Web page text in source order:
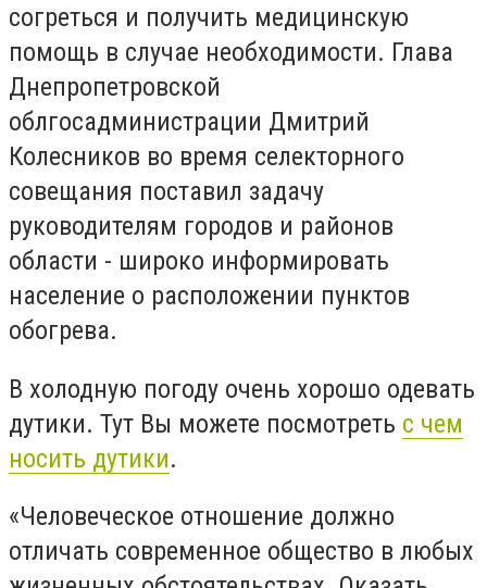
согреться и получить медицинскую
помощь в случае необходимости. Глава
Днепропетровской
облгосадминистрации Дмитрий
Колесников во время селекторного
совещания поставил задачу
руководителям городов и районов
области - широко информировать
население о расположении пунктов
обогрева.
В холодную погоду очень хорошо одевать
дутики. Тут Вы можете посмотреть с чем
носить дутики.
«Человеческое отношение должно
отличать современное общество в любых